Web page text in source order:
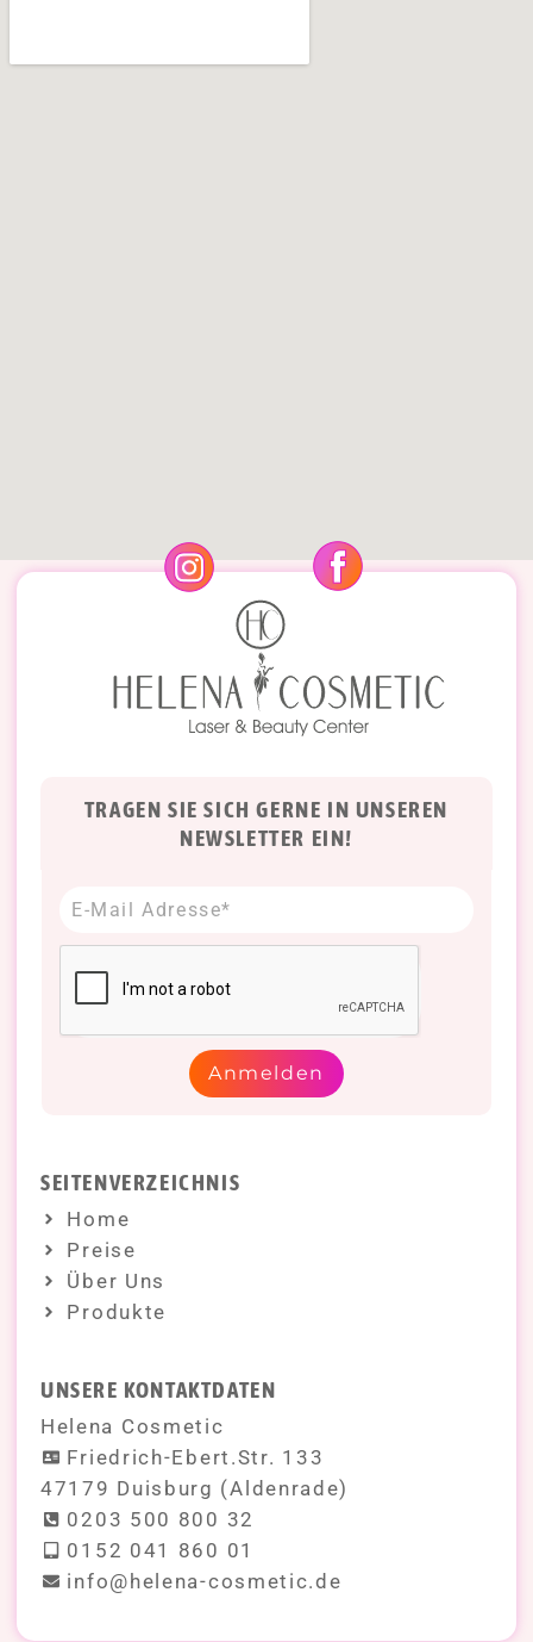
TRAGEN SIE SICH GERNE IN UNSEREN
NEWSLETTER EIN!
Anmelden
SEITENVERZEICHNIS
Home
Preise
Über Uns
Produkte
UNSERE KONTAKTDATEN
Helena Cosmetic
Friedrich-Ebert.Str. 133
47179 Duisburg (Aldenrade)
0203 500 800 32
0152 041 860 01
info@helena-cosmetic.de